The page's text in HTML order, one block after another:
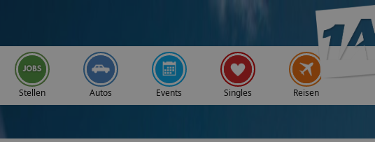
Stellen Autos Events Singles Reisen